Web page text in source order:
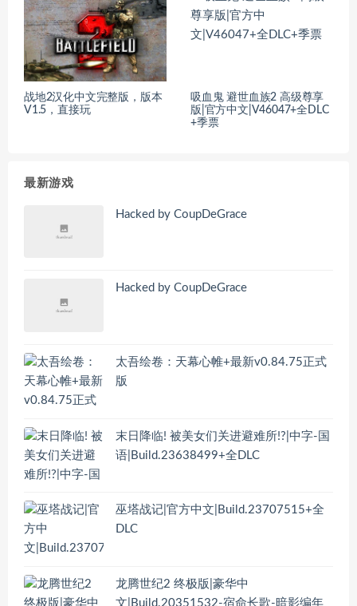
战地2汉化中文完整版，版本
V1.5，直接玩
吸血鬼 避世血族2 高级尊享
版|官方中文|V46047+全DLC
+季票
最新游戏
Hacked by CoupDeGrace
Hacked by CoupDeGrace
太吾绘卷：天幕心帷+最新v0.84.75正式
版
末日降临! 被美女们关进避难所!?|中字-国
语|Build.23638499+全DLC
巫塔战记|官方中文|Build.23707515+全
DLC
龙腾世纪2 终极版|豪华中
文|Build.20351532-宿命长歌-暗影编年